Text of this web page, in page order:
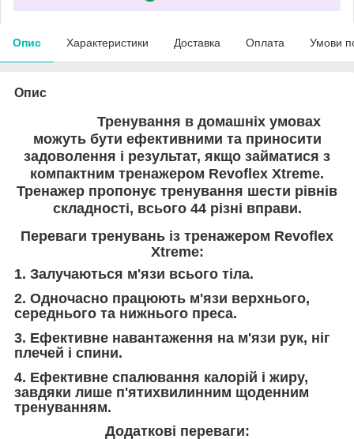
Опис Характеристики Доставка Оплата Умови
Опис
Тренування в домашніх умовах
можуть бути ефективними та приносити
задоволення і результат, якщо займатися з
компактним тренажером Revoflex Xtreme.
Тренажер пропонує тренування шести рівнів
складності, всього 44 різні вправи.
Переваги тренувань із тренажером Revoflex
Xtreme:
1. Залучаються м'язи всього тіла.
2. Одночасно працюють м'язи верхнього,
середнього та нижнього преса.
3. Ефективне навантаження на м'язи рук, ніг
плечей і спини.
4. Ефективне спалювання калорій і жиру,
завдяки лише п'ятихвилинним щоденним
тренуванням.
Додаткові переваги: